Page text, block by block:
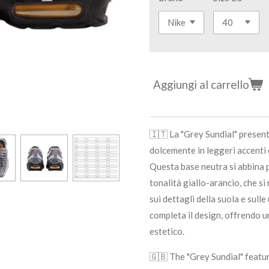
Aggiungi al carrello
🇮🇹 La "Grey Sundial"
dolcemente in leggeri
Questa base neutra si
tonalità giallo-arancio, che
sui dettagli della suola e
completa il design, offrendo
estetico.
🇬🇧 The "Grey Sundial"